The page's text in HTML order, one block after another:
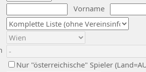
Vorname
Nur "österreichische" Spieler